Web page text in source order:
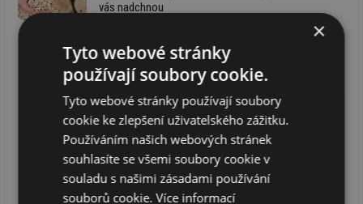
zkušeností a své produkty stále zlepšuje.
vás nadchnou
pořídit si do domu doplňkový zdroj
vytápění. Lidé často volí krbovou vložku
nebo kamna na dřevo. Na vzestupu jsou
ale i automatická kamna na pelety. Čím se
vytápění peletami liší a pro koho budou
jasnou volbou?
28.11.2023
Nové hydraulické sety pro kotle na dřevo od OPOP
Jak přispět k zajištění správného fungování kotle a celého
topného systému v domě? Firma OPOP připravila pro své kotle
H4EKO-D a H4EKO-D MAX nové hydraulické sety.
×
Tyto webové stránky
používají soubory cookie.
Tyto webové stránky používají soubory
cookie ke zlepšení uživatelského zážitku.
Používáním našich webových stránek
souhlasíte se všemi soubory cookie v
souladu s našimi zásadami používání
souborů cookie.Více informací